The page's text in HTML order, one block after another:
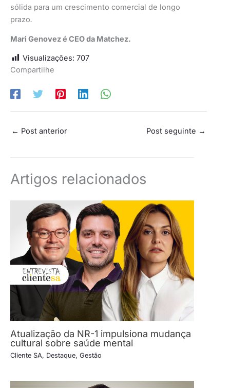
sólida para um crescimento comercial de longo
prazo.
Mari Genovez é CEO da Matchez.
Visualizações: 707
Compartilhe
← Post anterior Post seguinte →
Artigos relacionados
Atualização da NR-1 impulsiona mudança
cultural sobre saúde mental
Cliente SA, Destaque, Gestão